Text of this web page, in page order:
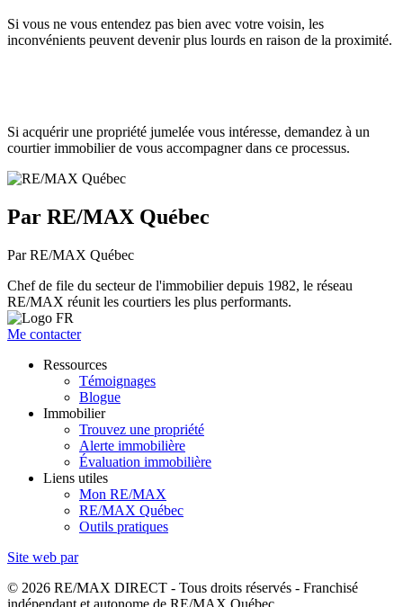
Si vous ne vous entendez pas bien avec votre voisin, les
inconvénients peuvent devenir plus lourds en raison de la proximité.
Si acquérir une propriété jumelée vous intéresse, demandez à un
courtier immobilier de vous accompagner dans ce processus.
Par RE/MAX Québec
Par RE/MAX Québec
Chef de file du secteur de l'immobilier depuis 1982, le réseau
RE/MAX réunit les courtiers les plus performants.
Me contacter
Ressources
Témoignages
Blogue
Immobilier
Trouvez une propriété
Alerte immobilière
Évaluation immobilière
Liens utiles
Mon RE/MAX
RE/MAX Québec
Outils pratiques
Site web par
© 2026 RE/MAX DIRECT - Tous droits réservés - Franchisé
indépendant et autonome de RE/MAX Québec